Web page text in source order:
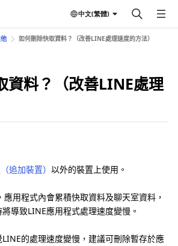
中文(繁體)
如何刪除快取資料？（改善LINE處理速度的方法）
資料？（改善LINE處理
追加裝置） 以外的裝置上使用。
用程式內會累積快取資料及聊天室資料，
導致LINE應用程式處理速度變慢。
的處理速度變慢，建議可刪除暫存於應